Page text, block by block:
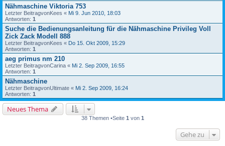
Nähmaschine Viktoria 753
Letzter BeitragvonKees « Mi 9. Jun 2010, 18:03
Antworten: 1
Suche die Bedienungsanleitung für die Nähmaschine Privileg Voll
Zick Zack Modell 888
Letzter BeitragvonKees « Do 15. Okt 2009, 15:29
Antworten: 1
aeg primus nm 210
Letzter BeitragvonCarina « Mi 2. Sep 2009, 16:55
Antworten: 1
Nähmaschine
Letzter BeitragvonUltimate « Mi 2. Sep 2009, 16:24
Antworten: 1
Neues Thema
38 Themen •Seite 1 von 1
Gehe zu